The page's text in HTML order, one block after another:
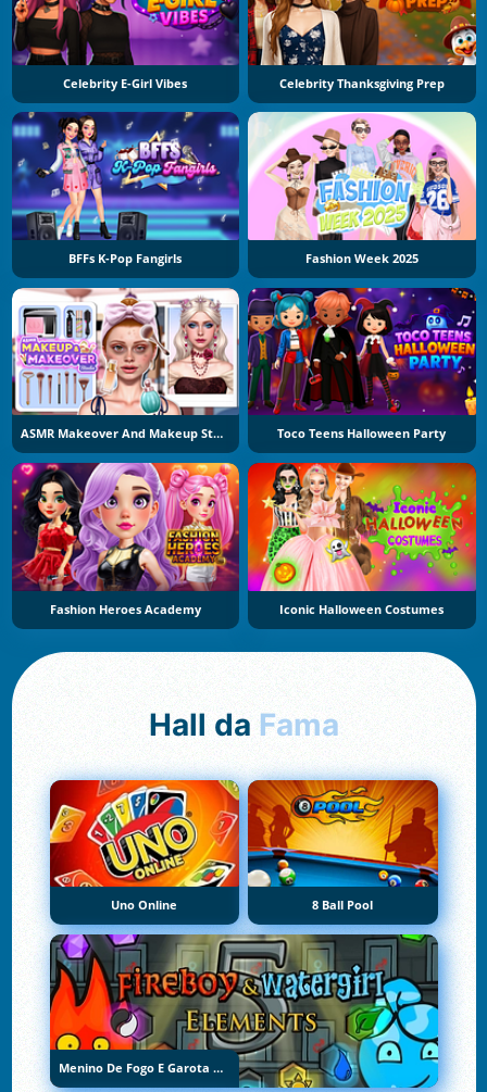
Celebrity E-Girl Vibes Celebrity Thanksgiving Prep
BFFs K-Pop Fangirls Fashion Week 2025
ASMR Makeover And Makeup Studio Toco Teens Halloween Party
Fashion Heroes Academy Iconic Halloween Costumes
Hall da Fama
Uno Online 8 Ball Pool
Menino De Fogo E Garota De Água 5: Elementos